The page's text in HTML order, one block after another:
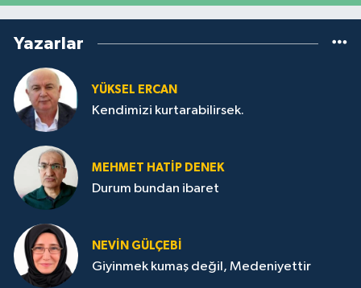
Yazarlar
YÜKSEL ERCAN
Kendimizi kurtarabilirsek.
MEHMET HATİP DENEK
Durum bundan ibaret
NEVİN GÜLÇEBİ
Giyinmek kumaş değil, Medeniyettir